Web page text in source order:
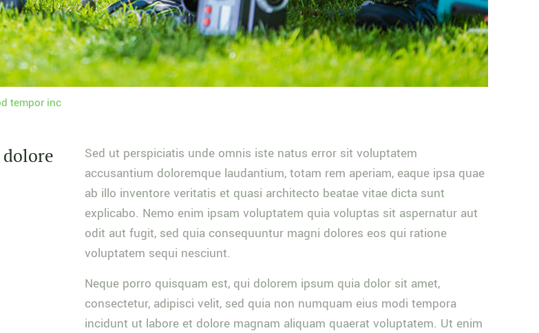
tempor inc
Sed ut perspiciatis unde omnis iste natus error sit voluptatem
accusantium doloremque laudantium, totam rem aperiam, eaque ipsa quae
ab illo inventore veritatis et quasi architecto beatae vitae dicta sunt
explicabo. Nemo enim ipsam voluptatem quia voluptas sit aspernatur aut
odit aut fugit, sed quia consequuntur magni dolores eos qui ratione
voluptatem sequi nesciunt.
Neque porro quisquam est, qui dolorem ipsum quia dolor sit amet,
consectetur, adipisci velit, sed quia non numquam eius modi tempora
incidunt ut labore et dolore magnam aliquam quaerat voluptatem. Ut enim